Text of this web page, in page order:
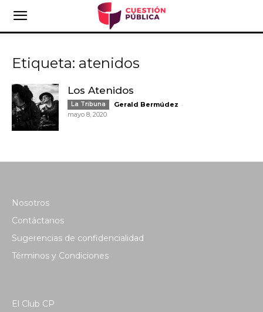
Etiqueta: atenidos
Los Atenidos
La Tribuna Gerald Bermúdez -
mayo 8, 2020
Nosotros
Contáctanos
Sugerencias de confidencialidad
Términos y Condiciones
El Club CP